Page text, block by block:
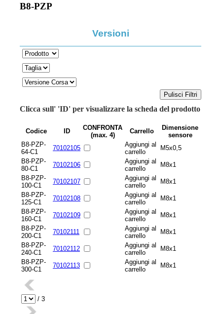
B8-PZP
Versioni
Clicca sull' 'ID' per visualizzare la scheda del prodotto
Codice ID
CONFRONTA
(max. 4)
Carrello
Dimensione
sensore
B8-PZP-
64-C1
70102105
Aggiungi al
carrello
M5x0,5
B8-PZP-
80-C1
70102106
Aggiungi al
carrello
M8x1
B8-PZP-
100-C1
70102107
Aggiungi al
carrello
M8x1
B8-PZP-
125-C1
70102108
Aggiungi al
carrello
M8x1
B8-PZP-
160-C1
70102109
Aggiungi al
carrello
M8x1
B8-PZP-
200-C1
70102111
Aggiungi al
carrello
M8x1
B8-PZP-
240-C1
70102112
Aggiungi al
carrello
M8x1
B8-PZP-
300-C1
70102113
Aggiungi al
carrello
M8x1
/ 3